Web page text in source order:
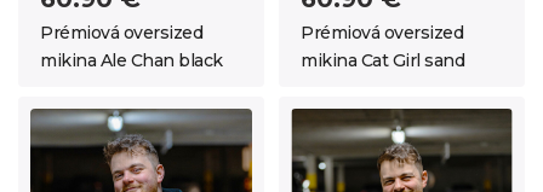
Prémiová oversized
mikina Ale Chan black
Prémiová oversized
mikina Cat Girl sand